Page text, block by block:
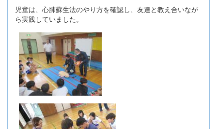
児童は、心肺蘇生法のやり方を確認し、友達と教え合いなが
ら実践していました。